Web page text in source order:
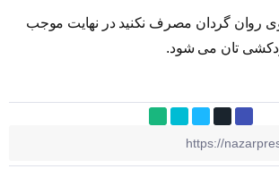
روان گردان مصرف نکنید در نهایت موجب
تان می شود.